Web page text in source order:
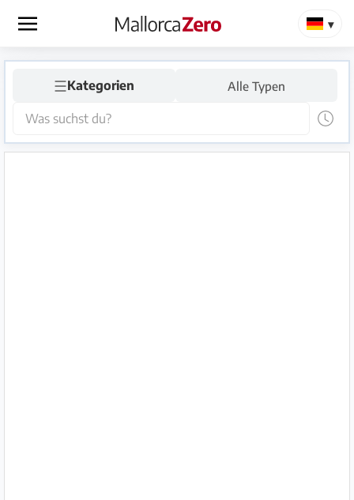
×
Startseite
Anzeige
aufgeben
☰Kategorien Alle Typen